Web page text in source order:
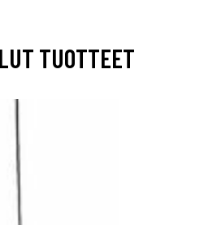
TUOTTEET